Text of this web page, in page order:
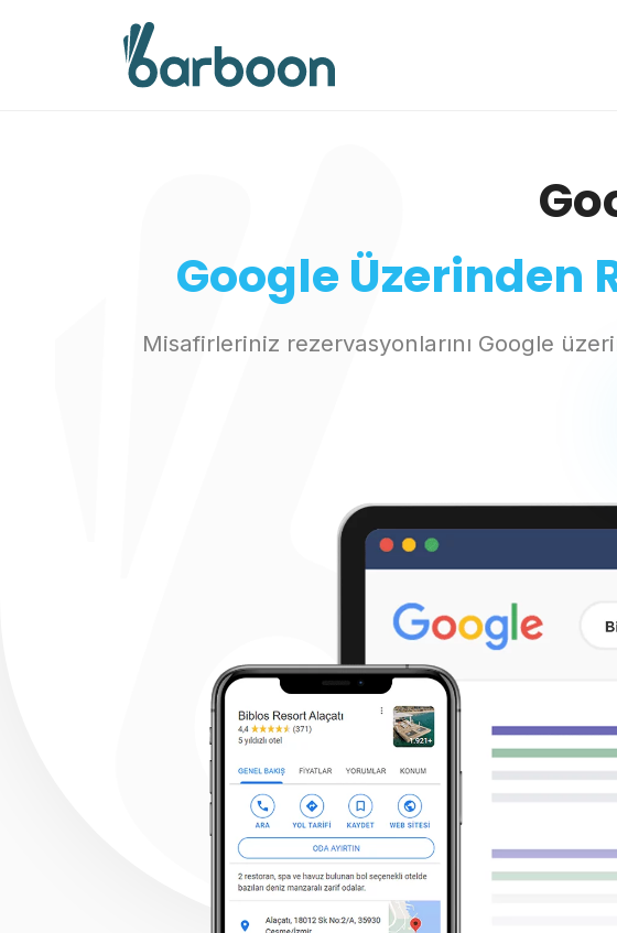
Google Üzerinden
Misafirleriniz rezervasyonlarını Google